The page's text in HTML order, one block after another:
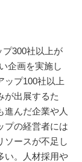
300社以上が
企画を実施し
ップ100社以上
が出展するた
進んだ企業や人
プの経営者には
ソースが不足し
い。人材採用や